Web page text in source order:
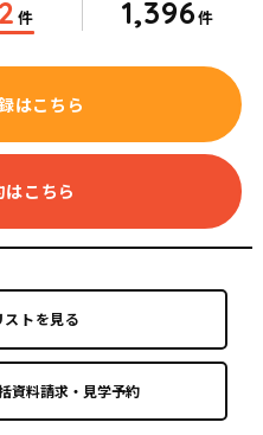
件 1,396件
はこちら
はこちら
トを見る